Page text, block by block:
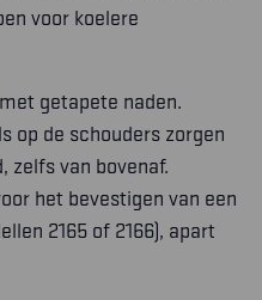
voor koelere
getapete naden.
op de schouders zorgen
zelfs van bovenaf.
het bevestigen van een
2165 of 2166), apart